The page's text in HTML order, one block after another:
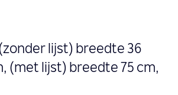
lijst) breedte 36
(met lijst) breedte 75 cm,